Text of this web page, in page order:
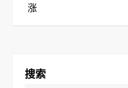
导
涨
搜索